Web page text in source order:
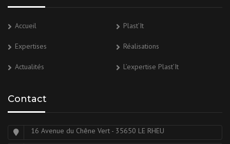
Accueil Plast’It
Expertises Réalisations
Actualités L’expertise Plast’It
Contact
16 Avenue du Chêne Vert - 35650 LE RHEU